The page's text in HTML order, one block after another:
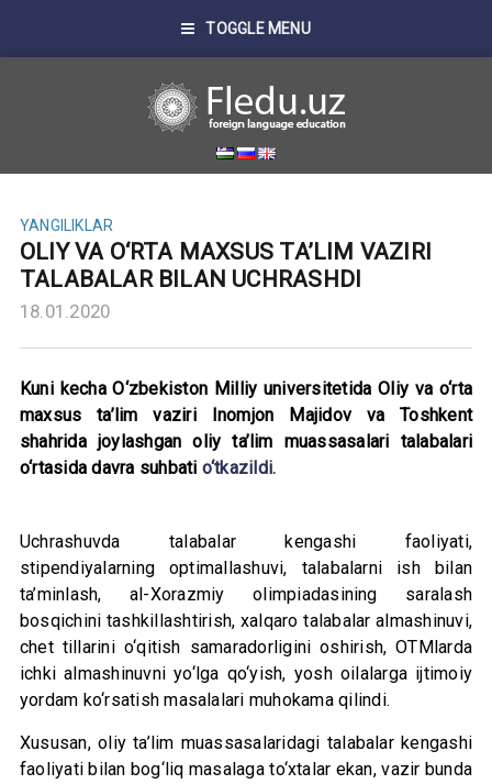
TOGGLE MENU
YANGILIKLAR
OLIY VA O‘RTA MAXSUS TA’LIM VAZIRI
TALABALAR BILAN UCHRASHDI
18.01.2020
Kuni kecha O‘zbekiston Milliy universitetida Oliy va o‘rta
maxsus ta’lim vaziri Inomjon Majidov va Toshkent
shahrida joylashgan oliy ta’lim muassasalari talabalari
o‘rtasida davra suhbati o‘tkazildi.
Uchrashuvda talabalar kengashi faoliyati,
stipendiyalarning optimallashuvi, talabalarni ish bilan
ta’minlash, al-Xorazmiy olimpiadasining saralash
bosqichini tashkillashtirish, xalqaro talabalar almashinuvi,
chet tillarini o‘qitish samaradorligini oshirish, OTMlarda
ichki almashinuvni yo‘lga qo‘yish, yosh oilalarga ijtimoiy
yordam ko‘rsatish masalalari muhokama qilindi.
Xususan, oliy ta’lim muassasalaridagi talabalar kengashi
faoliyati bilan bog‘liq masalaga to‘xtalar ekan, vazir bunda